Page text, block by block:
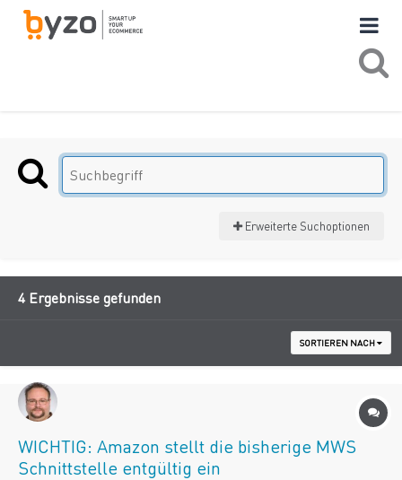
Erweiterte Suchoptionen
4 Ergebnisse gefunden
SORTIEREN NACH
WICHTIG: Amazon stellt die bisherige MWS
Schnittstelle entgültig ein